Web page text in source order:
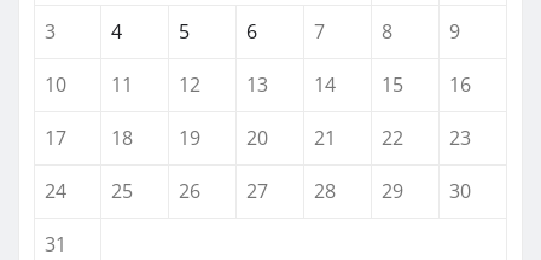
3 4 5 6 7 8
9
10
11 12 13 14 15
16
17
18 19 20 21 22
23
24
25 26 27 28 29
30
31